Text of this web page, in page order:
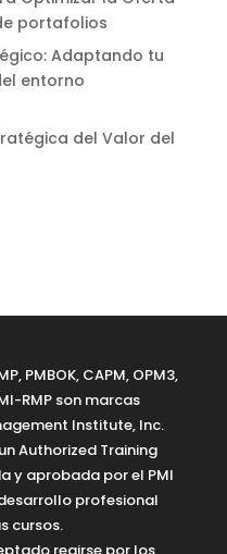
portafolios
Adaptando tu
entorno
del Valor del
PMBOK, CAPM, OPM3,
RMP son marcas
Institute, Inc.
Authorized Training
y aprobada por el PMI
profesional
cursos.